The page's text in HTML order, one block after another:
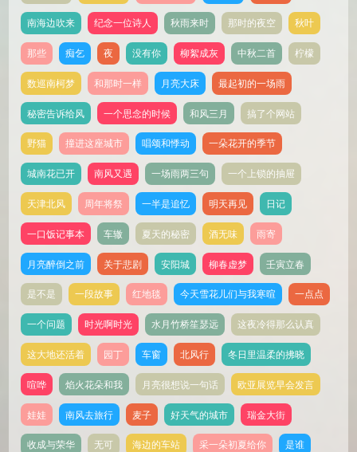
南海边吹来 纪念一位诗人 秋雨来时 那时的夜空 秋叶
那些 痴乞 夜 没有你 柳絮成灰 中秋二首 柠檬
数巡南柯梦 和那时一样 月亮大床 最起初的一场雨
秘密告诉给风 一个思念的时候 和风三月 搞了个网站
野猫 撞进这座城市 唱颂和悸动 一朵花开的季节
城南花已开 南风又遇 一场雨两三句 一个上锁的抽屉
天津北风 周年将祭 一半是追忆 明天再见 日记
一口饭记事本 车辙 夏天的秘密 酒无味 雨寄
月亮醉倒之前 关于悲剧 安阳城 柳春虚梦 壬寅立春
是不是 一段故事 红地毯 今天雪花儿们与我寒暄 一点点
一个问题 时光啊时光 水月竹桥笙瑟远 这夜冷得那么认真
这大地还活着 园丁 车窗 北风行 冬日里温柔的拂晓
喧哗 焰火花朵和我 月亮很想说一句话 欧亚展览早会发言
娃娃 南风去旅行 麦子 好天气的城市 瑞金大街
收成与荣华 无可 海边的车站 采一朵初夏给你 是谁